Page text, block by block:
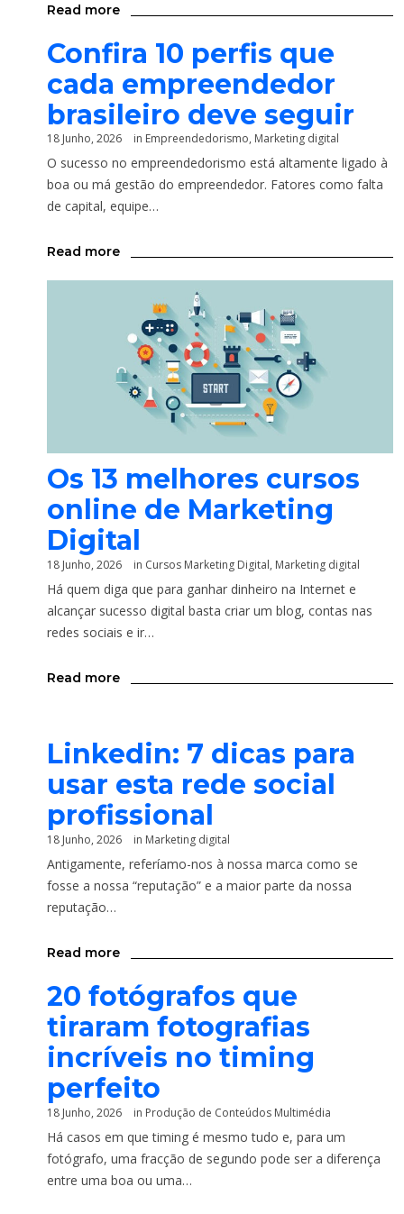
Read more
Confira 10 perfis que
cada empreendedor
brasileiro deve seguir
18 Junho, 2026 in Empreendedorismo, Marketing digital
O sucesso no empreendedorismo está altamente ligado à
boa ou má gestão do empreendedor. Fatores como falta
de capital, equipe…
Read more
Os 13 melhores cursos
online de Marketing
Digital
18 Junho, 2026 in Cursos Marketing Digital, Marketing digital
Há quem diga que para ganhar dinheiro na Internet e
alcançar sucesso digital basta criar um blog, contas nas
redes sociais e ir…
Read more
Linkedin: 7 dicas para
usar esta rede social
profissional
18 Junho, 2026 in Marketing digital
Antigamente, referíamo-nos à nossa marca como se
fosse a nossa “reputação” e a maior parte da nossa
reputação…
Read more
20 fotógrafos que
tiraram fotografias
incríveis no timing
perfeito
18 Junho, 2026 in Produção de Conteúdos Multimédia
Há casos em que timing é mesmo tudo e, para um
fotógrafo, uma fracção de segundo pode ser a diferença
entre uma boa ou uma…